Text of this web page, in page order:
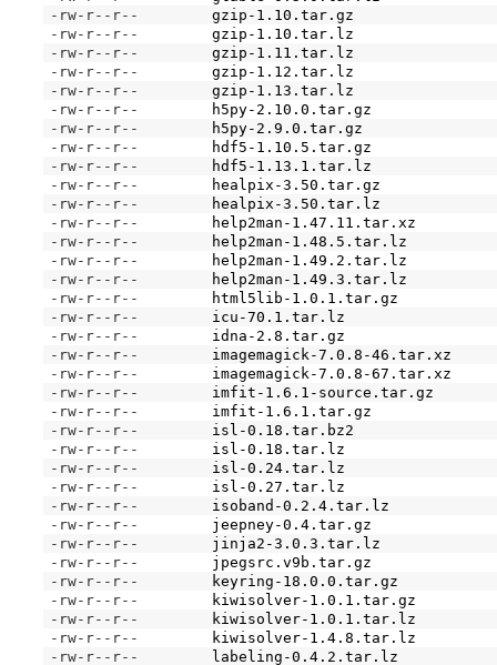
-rw-r--r--
gzip-1.10.tar.gz
-rw-r--r--
gzip-1.10.tar.lz
-rw-r--r--
gzip-1.11.tar.lz
-rw-r--r--
gzip-1.12.tar.lz
-rw-r--r--
gzip-1.13.tar.lz
-rw-r--r--
h5py-2.10.0.tar.gz
-rw-r--r--
h5py-2.9.0.tar.gz
-rw-r--r--
hdf5-1.10.5.tar.gz
-rw-r--r--
hdf5-1.13.1.tar.lz
-rw-r--r--
healpix-3.50.tar.gz
-rw-r--r--
healpix-3.50.tar.lz
-rw-r--r--
help2man-1.47.11.tar.xz
-rw-r--r--
help2man-1.48.5.tar.lz
-rw-r--r--
help2man-1.49.2.tar.lz
-rw-r--r--
help2man-1.49.3.tar.lz
-rw-r--r--
html5lib-1.0.1.tar.gz
-rw-r--r--
icu-70.1.tar.lz
-rw-r--r--
idna-2.8.tar.gz
-rw-r--r--
imagemagick-7.0.8-46.tar.xz
-rw-r--r--
imagemagick-7.0.8-67.tar.xz
-rw-r--r--
imfit-1.6.1-source.tar.gz
-rw-r--r--
imfit-1.6.1.tar.gz
-rw-r--r--
isl-0.18.tar.bz2
-rw-r--r--
isl-0.18.tar.lz
-rw-r--r--
isl-0.24.tar.lz
-rw-r--r--
isl-0.27.tar.lz
-rw-r--r--
isoband-0.2.4.tar.lz
-rw-r--r--
jeepney-0.4.tar.gz
-rw-r--r--
jinja2-3.0.3.tar.lz
-rw-r--r--
jpegsrc.v9b.tar.gz
-rw-r--r--
keyring-18.0.0.tar.gz
-rw-r--r--
kiwisolver-1.0.1.tar.gz
-rw-r--r--
kiwisolver-1.0.1.tar.lz
-rw-r--r--
kiwisolver-1.4.8.tar.lz
-rw-r--r--
labeling-0.4.2.tar.lz